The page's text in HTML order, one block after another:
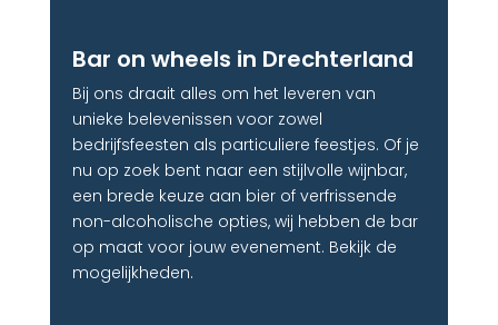
Bar on wheels in Drechterland
Bij ons draait alles om het leveren van
unieke belevenissen voor zowel
bedrijfsfeesten als particuliere feestjes. Of je
nu op zoek bent naar een stijlvolle wijnbar,
een brede keuze aan bier of verfrissende
non-alcoholische opties, wij hebben de bar
op maat voor jouw evenement. Bekijk de
mogelijkheden.